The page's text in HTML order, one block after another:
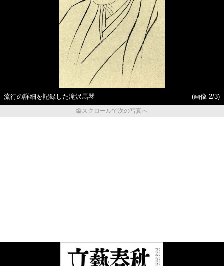
流行の詳細を記録した滝沢馬琴
(画像 2/3)
縦スクロールで次の写真へ